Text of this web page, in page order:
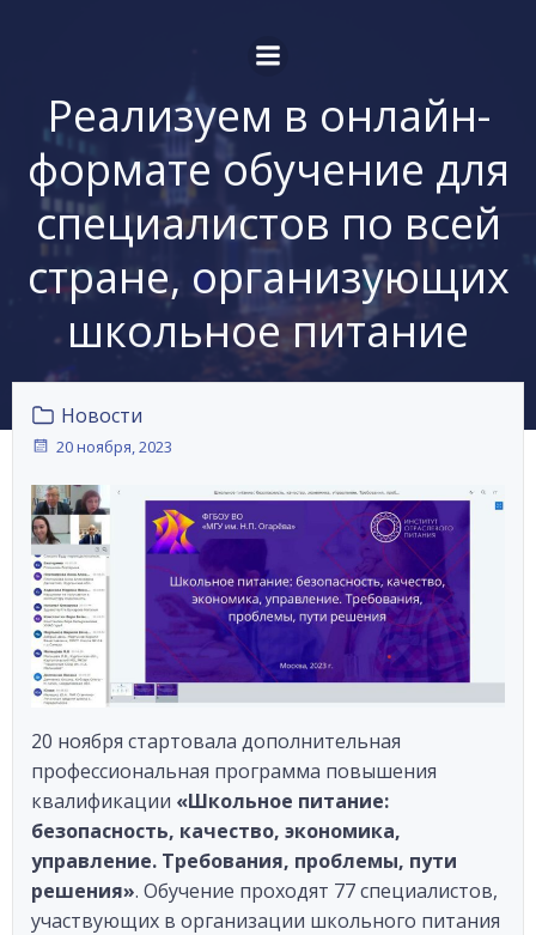
к
содержимому
Реализуем в онлайн-
формате обучение для
специалистов по всей
стране, организующих
школьное питание
Новости
20 ноября, 2023
20 ноября стартовала дополнительная
профессиональная программа повышения
квалификации «Школьное питание:
безопасность, качество, экономика,
управление. Требования, проблемы, пути
решения». Обучение проходят 77 специалистов,
участвующих в организации школьного питания